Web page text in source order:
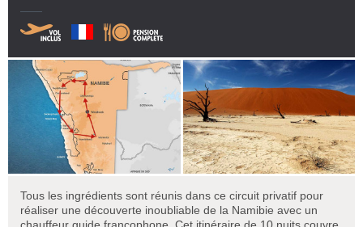
Tous les ingrédients sont réunis dans ce circuit privatif pour
réaliser une découverte inoubliable de la Namibie avec un
chauffeur guide francophone. Cet itinéraire de 10 nuits couvre